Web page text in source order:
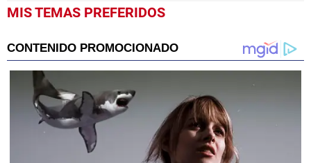
MIS TEMAS PREFERIDOS